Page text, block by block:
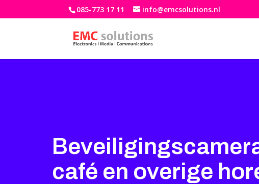
085-773 17 11 info@emcsolutions.nl
café en overige